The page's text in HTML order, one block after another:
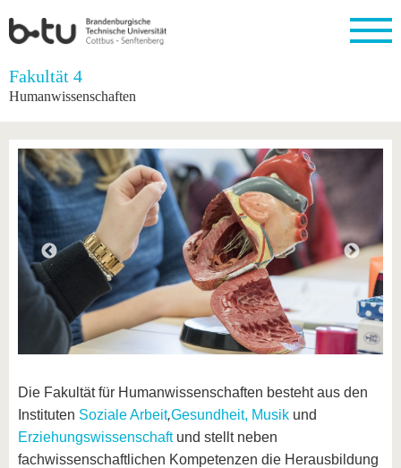
Startseite
Struktur
Karriere
Engagement
Partnerschaften
Strukturwandel
Forschung
Forschungsprofil
Förderung
Wissenschaftlicher
Nachwuchs
Vor dem
Studium
Studium
Nach
dem
Studium
Profil
Aus dem
Ausland
an die
BTU
Mit der
BTU ins
Ausland
Für
internationale
Kontakt
Wissenschaftliche
Weiterbildung
Kontakt
Fachkräfte
Wirtschafts-
und
Gründen
an der
BTU
Innovative
Transferprojekte
Lernen
kennen
Familie &
Sport &
BTU &
Region
erleben
Fakultät 4
Humanwissenschaften
Die Fakultät für Humanwissenschaften besteht aus den
Instituten Soziale Arbeit,Gesundheit, Musik und
Erziehungswissenschaftund stellt neben
fachwissenschaftlichen Kompetenzen die Herausbildung